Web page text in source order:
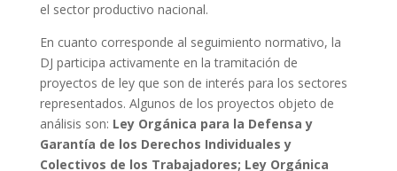
el sector productivo nacional.
En cuanto corresponde al seguimiento normativo, la
DJ participa activamente en la tramitación de
proyectos de ley que son de interés para los sectores
representados. Algunos de los proyectos objeto de
análisis son: Ley Orgánica para la Defensa y
Garantía de los Derechos Individuales y
Colectivos de los Trabajadores; Ley Orgánica